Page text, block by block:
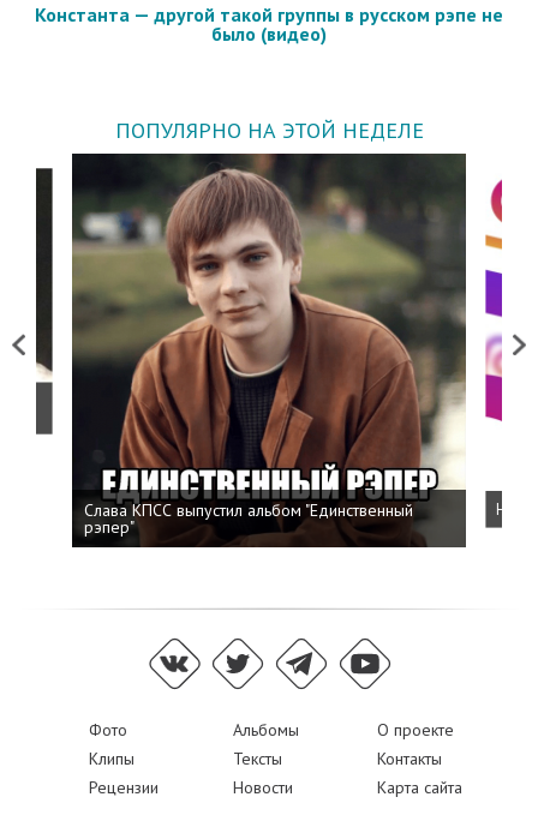
Константа — другой такой группы в русском рэпе не
было (видео)
ПОПУЛЯРНО НА ЭТОЙ НЕДЕЛЕ
Previous
Слава КПСС выпустил альбом "Единственный
рэпер"
Next
Фото Альбомы
О проекте
Клипы
Тексты
Контакты
Рецензии
Новости Карта сайта